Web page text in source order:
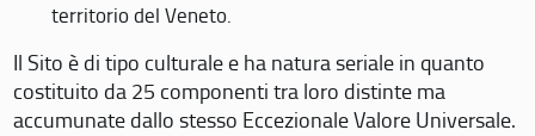
territorio del Veneto.
Il Sito è di tipo culturale e ha natura seriale in quanto
costituito da 25 componenti tra loro distinte ma
accumunate dallo stesso Eccezionale Valore Universale.